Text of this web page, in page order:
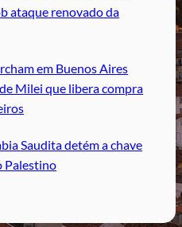
ataque renovado da
em Buenos Aires
Milei que libera compra
Saudita detém a chave
Palestino